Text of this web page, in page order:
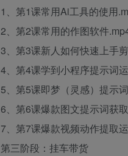
1、第1课常用Ai工具的使用
2、第2课常用的作图软件
3、第3课新人如何快速上手
4、第4课学到小程序提示词
5、第5课即梦（灵感）提示
6、第6课爆款图文提示词获取
7、第7课爆款视频动作提取
第三阶段：挂车带货